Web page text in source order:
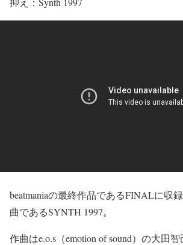
beatmaniaの最終作品であるFINALに収
曲であるSYNTH 1997。
作曲はe.o.s（emotion of sound）の大田